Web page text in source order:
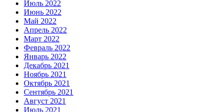
Июль 2022
Июнь 2022
Май 2022
Апрель 2022
Март 2022
Февраль 2022
Январь 2022
Декабрь 2021
Ноябрь 2021
Октябрь 2021
Сентябрь 2021
Август 2021
Июль 2021